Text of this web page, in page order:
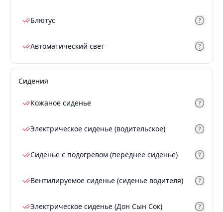
Блютус
Автоматический свет
Сидения
Кожаное сиденье
Электрическое сиденье (водительское)
Сиденье с подогревом (переднее сиденье)
Вентилируемое сиденье (сиденье водителя)
Электрическое сиденье (Дон Сын Сок)